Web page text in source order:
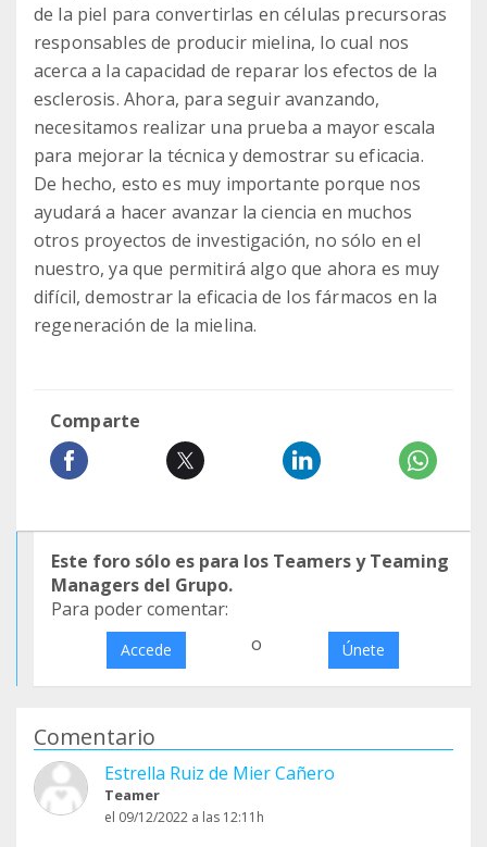
de la piel para convertirlas en células precursoras
responsables de producir mielina, lo cual nos
acerca a la capacidad de reparar los efectos de la
esclerosis. Ahora, para seguir avanzando,
necesitamos realizar una prueba a mayor escala
para mejorar la técnica y demostrar su eficacia.
De hecho, esto es muy importante porque nos
ayudará a hacer avanzar la ciencia en muchos
otros proyectos de investigación, no sólo en el
nuestro, ya que permitirá algo que ahora es muy
difícil, demostrar la eficacia de los fármacos en la
regeneración de la mielina.
Comparte
Este foro sólo es para los Teamers y Teaming
Managers del Grupo.
Para poder comentar:
Accede o Únete
Comentario
Estrella Ruiz de Mier Cañero
Teamer
el 09/12/2022 a las 12:11h